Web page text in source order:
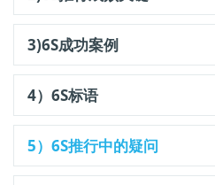
3)6S成功案例
4）6S标语
5）6S推行中的疑问